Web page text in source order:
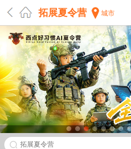
拓展夏令营 城市
拓展夏令营